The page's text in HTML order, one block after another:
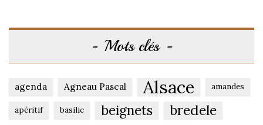
Mots clés
agenda Agneau Pascal Alsace amandes
apéritif basilic beignets bredele